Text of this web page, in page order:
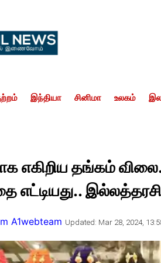
இந்தியா சினிமா உலகம்
எகிறிய தங்கம்
எட்டியது..
A1webteam Updated: Mar 28, 2024,